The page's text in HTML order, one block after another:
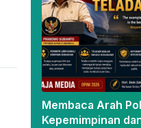
Membaca Arah
Kepemimpinan